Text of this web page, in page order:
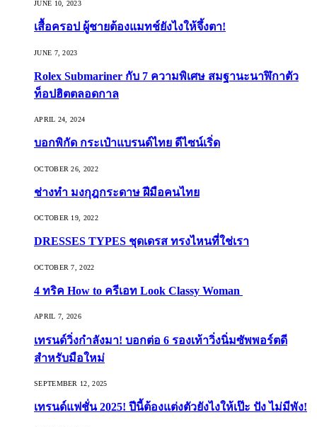
JUNE 10, 2023
เสื้อครอป ผู้ชายต้องแมทช์ยังไงให้จึ้งตา!
JUNE 7, 2023
Rolex Submariner กับ 7 ความพิเศษ สมฐานะนาฬิกาตัว
ท็อปฮิตตลอดกาล
APRIL 24, 2024
บอกพิกัด กระเป๋าแบรนด์ไทย ดีไซน์เริ่ด
OCTOBER 26, 2022
ช่างทำ มงกุฎกระดาษ ฝีมือคนไทย
OCTOBER 19, 2022
DRESSES TYPES ชุดเดรส ทรงไหนที่ใช่เรา
OCTOBER 7, 2022
4 ทริค How to ครีเอท Look Classy Woman
APRIL 7, 2026
เทรนด์วิ่งกำลังมา! บอกต่อ 6 รองเท้าวิ่งนิ่มซัพพอร์ตดี
สำหรับมือใหม่
SEPTEMBER 12, 2025
เทรนด์แฟชั่น 2025! ปีนี้ต้องแต่งตัวยังไงให้เป๊ะ ปัง ไม่มีพัง!